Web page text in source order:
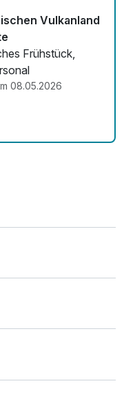
Vulkanland
Frühstück,
08.05.2026